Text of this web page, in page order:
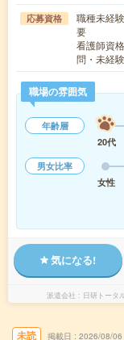
応募資格
職種未経
要
看護師資
問・未経
職場の雰囲気
年齢層
20代
男女比率
女性
気になる!
派遣会社 日研トータ
未読 掲載日 2026/08/06